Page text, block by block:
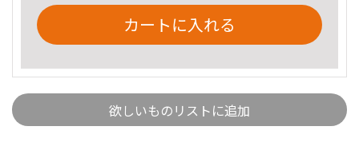
カートに入れる
欲しいものリストに追加